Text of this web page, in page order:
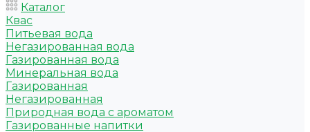
Каталог
Квас
Питьевая вода
Негазированная вода
Газированная вода
Минеральная вода
Газированная
Негазированная
Природная вода с ароматом
Газированные напитки